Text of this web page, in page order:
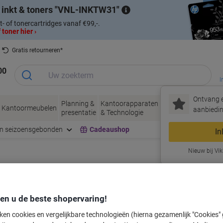
inkt & toners VNL-INKTW31
of tonercartridges vanaf €99,-.
hier ›
Gratis retourneren*
Ontvang
Nieuw bij
Kantoormeubelen
Planning &
presentatie
Kantoorapparaten
& Technologie
Inkt &
Toner
Papier,
& Verpakken
seizoensgebonden Cadeaushop
voor uw printer
Kies merk, reeks en model uit de opties hieronder
u de beste shopervaring!
cookies en vergelijkbare technologieën (hierna gezamenlijk "Cookies"